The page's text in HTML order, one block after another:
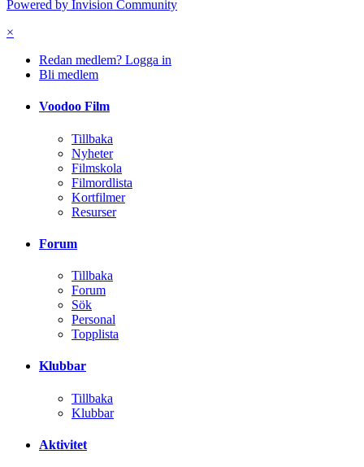
Powered by Invision Community
×
Redan medlem? Logga in
Bli medlem
Voodoo Film
Tillbaka
Nyheter
Filmskola
Filmordlista
Kortfilmer
Resurser
Forum
Tillbaka
Forum
Sök
Personal
Topplista
Klubbar
Tillbaka
Klubbar
Aktivitet